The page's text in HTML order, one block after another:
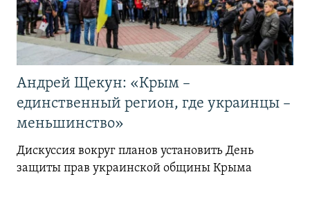
Андрей Щекун: «Крым –
единственный регион, где украинцы –
меньшинство»
Дискуссия вокруг планов установить День
защиты прав украинской общины Крыма